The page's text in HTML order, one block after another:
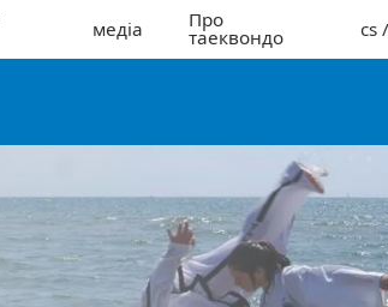
медіа Про
таеквондо cs